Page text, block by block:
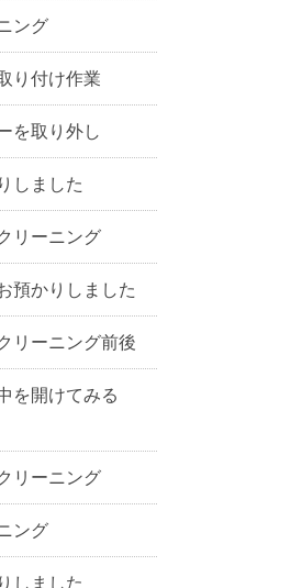
ング
り付け作業
を取り外し
しました
リーニング
預かりしました
リーニング前後
を開けてみる
リーニング
ング
しました